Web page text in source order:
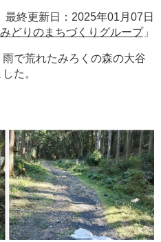
終更新日：2025年01月07日
みどりのまちづくりグループ」
で荒れたみろくの森の大谷
た。